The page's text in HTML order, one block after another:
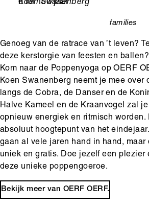
Leeftijd
0 tot 100 jaar
Ondertitel
Koen Swanenberg
families
Genoeg van de ratrace van ’t leven?
deze kerstorgie van feesten en ballen?
Kom naar de Poppenyoga op OERF
Koen Swanenberg neemt je mee over
langs de Cobra, de Danser en de
Halve Kameel en de Kraanvogel zal
opnieuw energiek en ritmisch worden.
absoluut hoogtepunt van het
gaan al vele jaren hand in hand, maar
uniek en gratis. Doe jezelf een plezier
deze unieke poppengoeroe.
Bekijk meer van OERF OERF.